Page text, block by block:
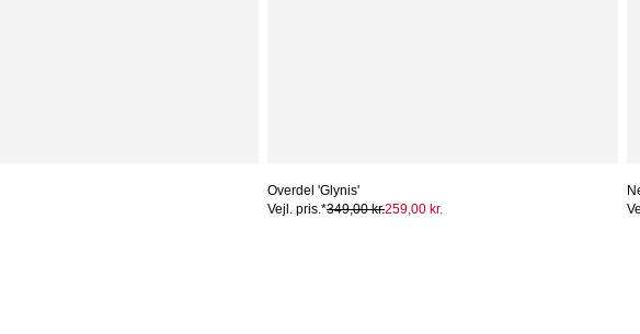
Overdel 'Glynis'
Vejl. pris.*349,00 kr.259,00 kr.